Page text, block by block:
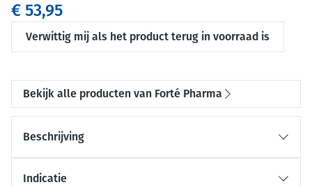
€ 53,95
Verwittig mij als het product terug in voorraad is
Bekijk alle producten van Forté Pharma
Beschrijving
Indicatie